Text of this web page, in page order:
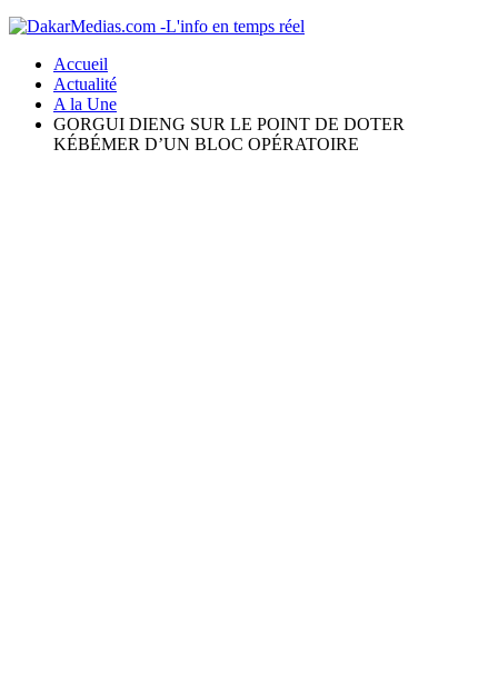
Accueil
Actualité
A la Une
GORGUI DIENG SUR LE POINT DE DOTER
KÉBÉMER D’UN BLOC OPÉRATOIRE